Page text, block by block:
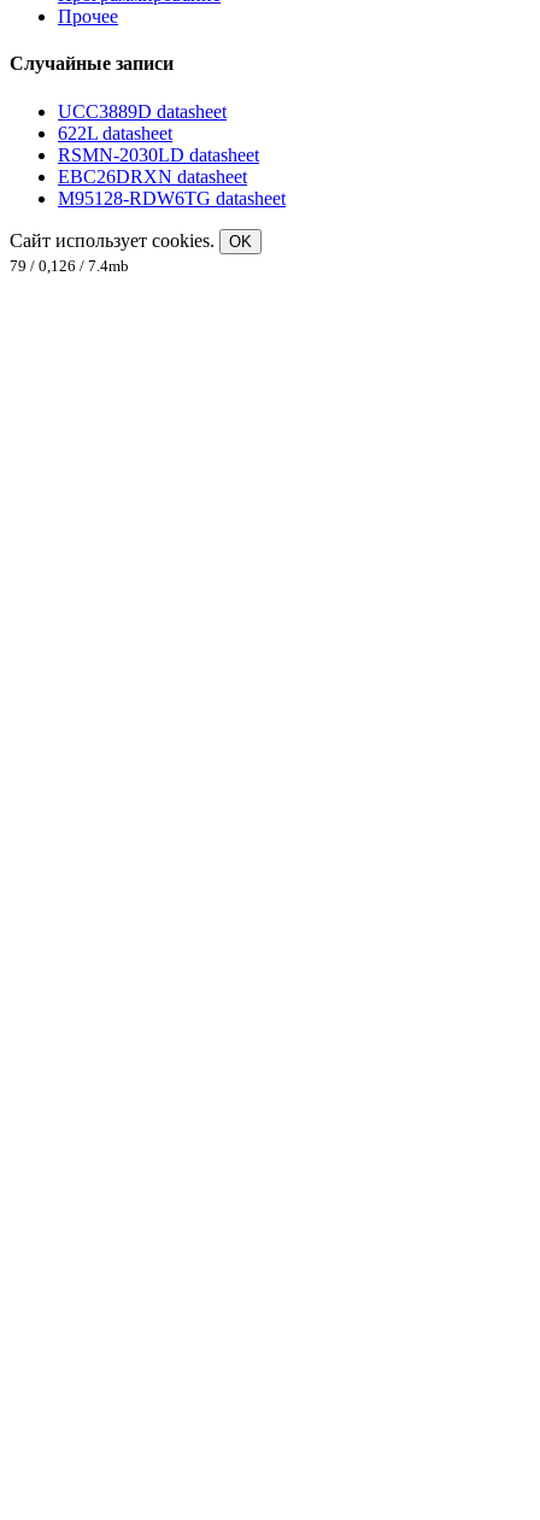
Прочее
Случайные записи
UCC3889D datasheet
622L datasheet
RSMN-2030LD datasheet
EBC26DRXN datasheet
M95128-RDW6TG datasheet
Сайт использует cookies.
OK
79 / 0,126 / 7.4mb